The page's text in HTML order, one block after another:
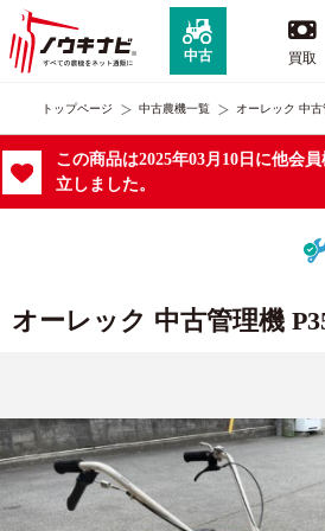
中古 買取
トップページ 中古農機一覧 オーレック 中
この商品は2025年03月10日に他会
立しました。
オーレック 中古管理機